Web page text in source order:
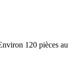
120 pièces au